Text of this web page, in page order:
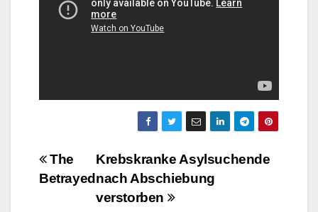
Beitragsnavigation
Krebskranke Asylsuchende
nach Abschiebung
verstorben
The
Betrayed